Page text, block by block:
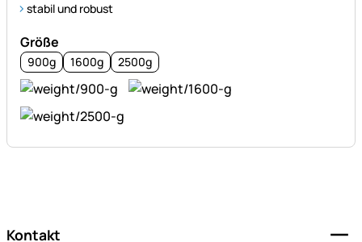
stabil und robust
Größe
900g 1600g 2500g
Kontakt